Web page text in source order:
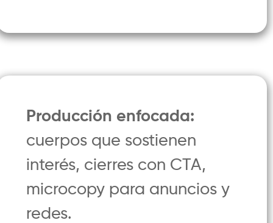
Producción enfocada:
cuerpos que sostienen
interés, cierres con CTA,
microcopy para anuncios y
redes.